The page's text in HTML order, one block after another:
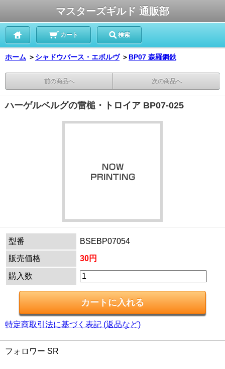
マスターズギルド 通販部
カート 検索
ホーム ＞ シャドウバース・エボルヴ ＞ BP07 森羅鋼鉄
前の商品へ 次の商品へ
ハーゲルベルグの雷槌・トロイア BP07-025
型番
BSEBP07054
販売価格
30円
購入数
特定商取引法に基づく表記 (返品など)
フォロワー SR